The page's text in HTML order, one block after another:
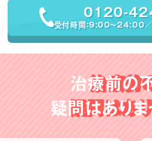
0120-
受付時間：9:00〜24:00／
治療前の
疑問はありま